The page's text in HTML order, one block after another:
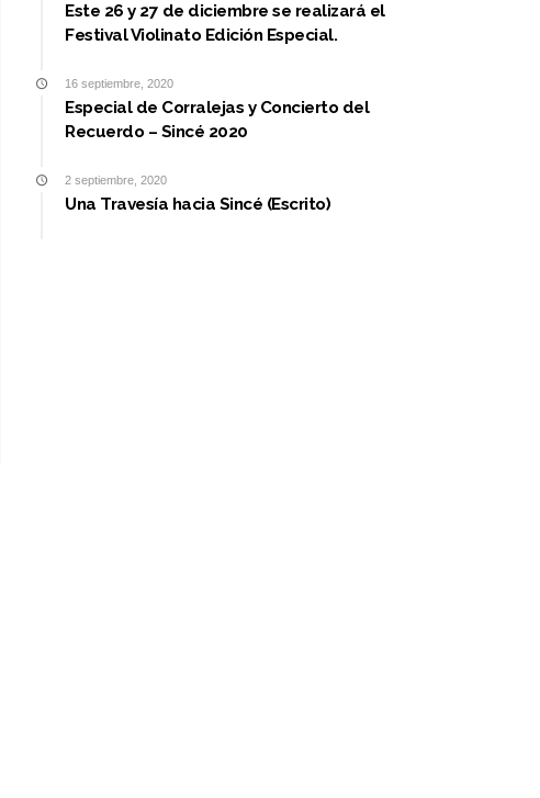
Este 26 y 27 de diciembre se realizará el
Festival Violinato Edición Especial.
16 septiembre, 2020
Especial de Corralejas y Concierto del
Recuerdo – Sincé 2020
2 septiembre, 2020
Una Travesía hacia Sincé (Escrito)